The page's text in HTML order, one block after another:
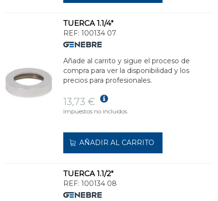
TUERCA 1.1/4"
REF: 100134 07
Añade al carrito y sigue el proceso de
compra para ver la disponibilidad y los
precios para profesionales.
13,73 €
Impuestos no incluidos.
AÑADIR AL CARRITO
TUERCA 1.1/2"
REF: 100134 08